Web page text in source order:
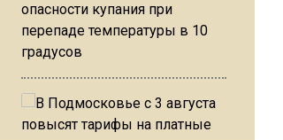
опасности купания при
перепаде температуры в 10
градусов